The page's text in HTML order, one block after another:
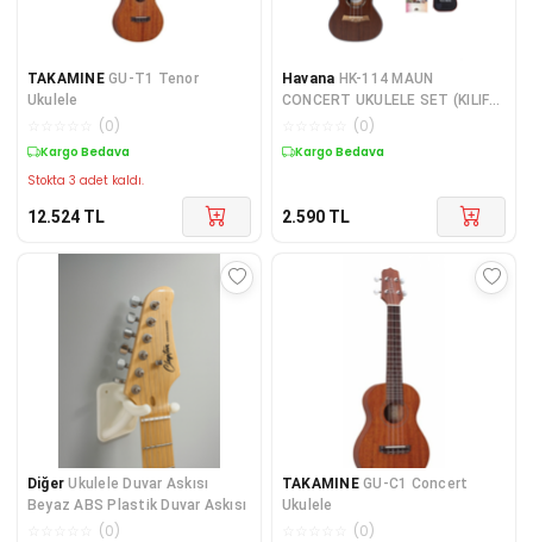
TAKAMINE GU-T1 Tenor
Ukulele
(0)
Kargo Bedava
Stokta 3 adet kaldı.
12.524 TL
Havana HK-114 MAUN
CONCERT UKULELE SET (KILIF-
ASKI-METHOD-PENA HEDİYELİ)
(0)
Kargo Bedava
2.590 TL
Diğer Ukulele Duvar Askısı
Beyaz ABS Plastik Duvar Askısı
(0)
TAKAMINE GU-C1 Concert
Ukulele
(0)